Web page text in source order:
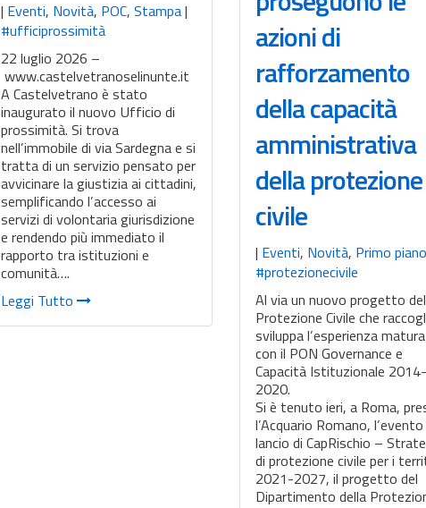
| Eventi, Novità, POC, Stampa|
#ufficiprossimità
22 luglio 2026 –
www.castelvetranoselinunte.it
A Castelvetrano è stato
inaugurato il nuovo Ufficio di
prossimità. Si trova
nell’immobile di via Sardegna e si
tratta di un servizio pensato per
avvicinare la giustizia ai cittadini,
semplificando l’accesso ai
servizi di volontaria giurisdizione
e rendendo più immediato il
rapporto tra istituzioni e
comunità….
Leggi Tutto
azioni di
rafforzamento
della capacità
amministrativa
della protezione
civile
| Eventi, Novità, Primo piano
#protezionecivile
Al via un nuovo progetto
Protezione Civile che
sviluppa l’esperienza
con il PON Governance e
Capacità Istituzionale 2014-
2020.
Si è tenuto ieri, a Roma,
l’Acquario Romano,
lancio di CapRischio –
di protezione civile per i
2021-2027, il progetto del
Dipartimento della